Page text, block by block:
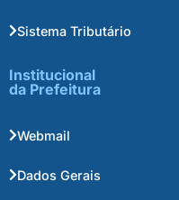
Sistema Tributário
Institucional
da Prefeitura
Webmail
Dados Gerais